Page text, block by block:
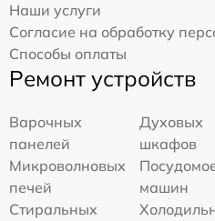
Наши услуги
Согласие на обработку
Способы оплаты
Ремонт устройств
Варочных
панелей
Духовых
шкафов
Микроволновых
печей
машин
Стиральных